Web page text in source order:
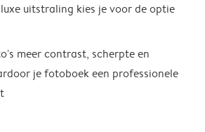
uitstraling kies je voor de optie
meer contrast, scherpte en
je fotoboek een professionele